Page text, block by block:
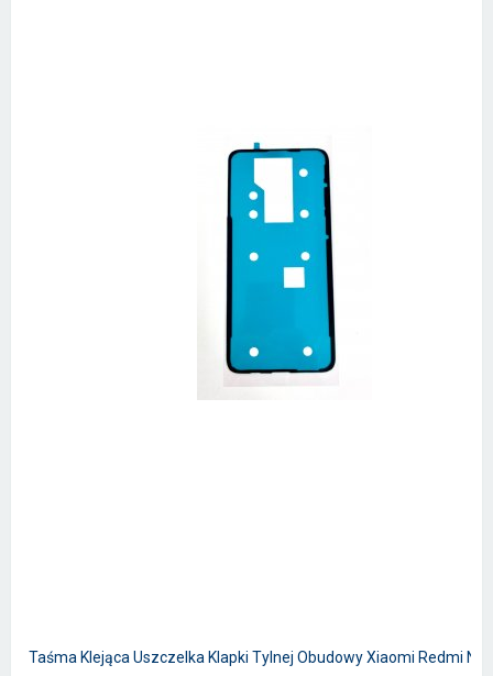
Taśma Klejąca Uszczelka Klapki Tylnej Obudowy Xiaomi Redmi